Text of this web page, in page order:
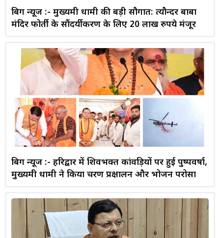
बिग न्यूज :- मुख्यमंत्री धामी की बड़ी सौगात: त्यौन्दर बाबा
मंदिर फोर्ती के सौंदर्यीकरण के लिए 20 लाख रुपये मंजूर
बिग न्यूज :- हरिद्वार में शिवभक्त कांवड़ियों पर हुई पुष्पवर्षा,
मुख्यमंत्री धामी ने किया चरण प्रक्षालन और भोजन परोसा